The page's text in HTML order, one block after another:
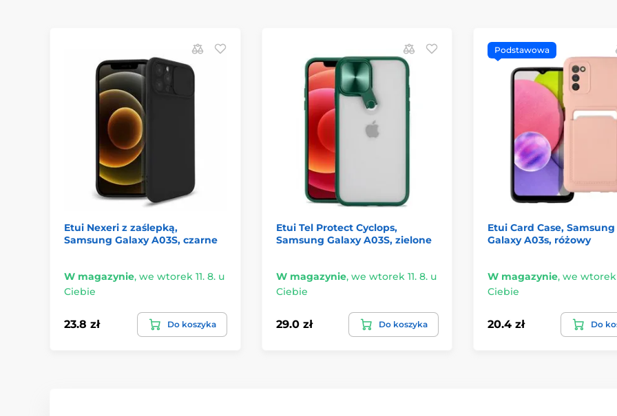
Etui Nexeri z zaślepką,
Samsung Galaxy A03S, czarne
W magazynie, we wtorek 11. 8. u
Ciebie
23.8 zł Do koszyka
Etui Tel Protect Cyclops,
Samsung Galaxy A03S, zielone
W magazynie, we wtorek 11. 8. u
Ciebie
29.0 zł Do koszyka
Podstawowa
Etui Card Case, Samsung
Galaxy A03s, różowy
W magazynie, we wtorek
Ciebie
20.4 zł Do